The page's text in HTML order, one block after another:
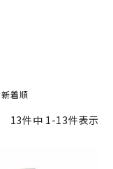
新着順
13件中 1-13件表示